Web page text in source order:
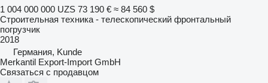
1 004 000 000 UZS 73 190 € ≈ 84 560 $
Строительная техника - телескопический фронтальный
погрузчик
2018
Германия, Kunde
Merkantil Export-Import GmbH
Связаться с продавцом